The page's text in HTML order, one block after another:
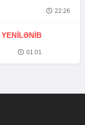
22:26
YENİLƏNİB
01:01